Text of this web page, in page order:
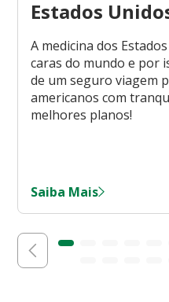
Estados
A medicina dos
caras do mundo e por
de um seguro viagem
americanos com
melhores planos!
Saiba Mais